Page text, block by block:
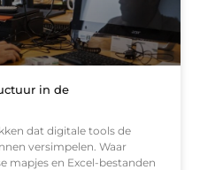
in de
dat digitale tools de
versimpelen. Waar
mapjes en Excel-bestanden